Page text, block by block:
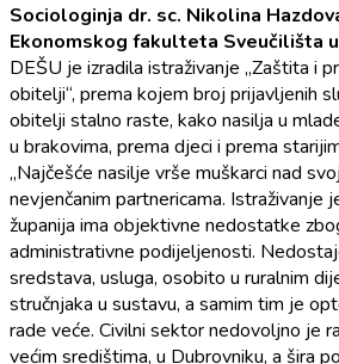
Sociologinja dr. sc. Nikolina
Ekonomskog fakulteta Sveučilišta
DEŠU je izradila istraživanje „Zaštita i
obitelji“, prema kojem broj prijavljenih
obitelji stalno raste, kako nasilja u
u brakovima, prema djeci i prema
„Najčešće nasilje vrše muškarci nad
nevjenčanim partnericama. Istraživanje
županija ima objektivne nedostatke
administrativne podijeljenosti.
sredstava, usluga, osobito u ruralnim
stručnjaka u sustavu, a samim tim je
rade veće. Civilni sektor nedovoljno je
većim središtima, u Dubrovniku, a šira